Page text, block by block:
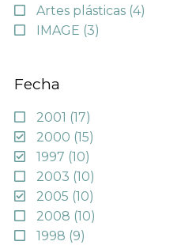
Artes plásticas (4)
IMAGE (3)
Fecha
2001 (17)
2000 (15)
1997 (10)
2003 (10)
2005 (10)
2008 (10)
1998 (9)